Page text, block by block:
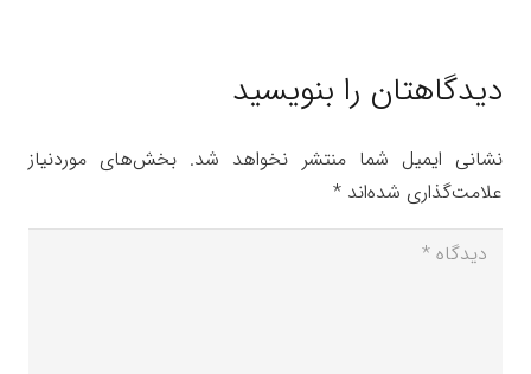
دیدگاهتان را بنویسید
نشانی ایمیل شما منتشر نخواهد شد. بخش‌های موردنیاز
علامت‌گذاری شده‌اند *